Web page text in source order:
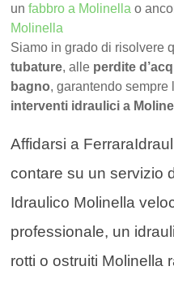
unfabbro a Molinella o
Molinella
Siamo in grado di risolvere
tubature, alle perdite
bagno, garantendo
interventi idraulici a
Affidarsi a
contare su un servizio
Idraulico Molinella
professionale, un
rotti o ostruiti Molinella